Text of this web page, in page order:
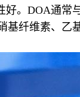
。DOA通
基纤维素、乙